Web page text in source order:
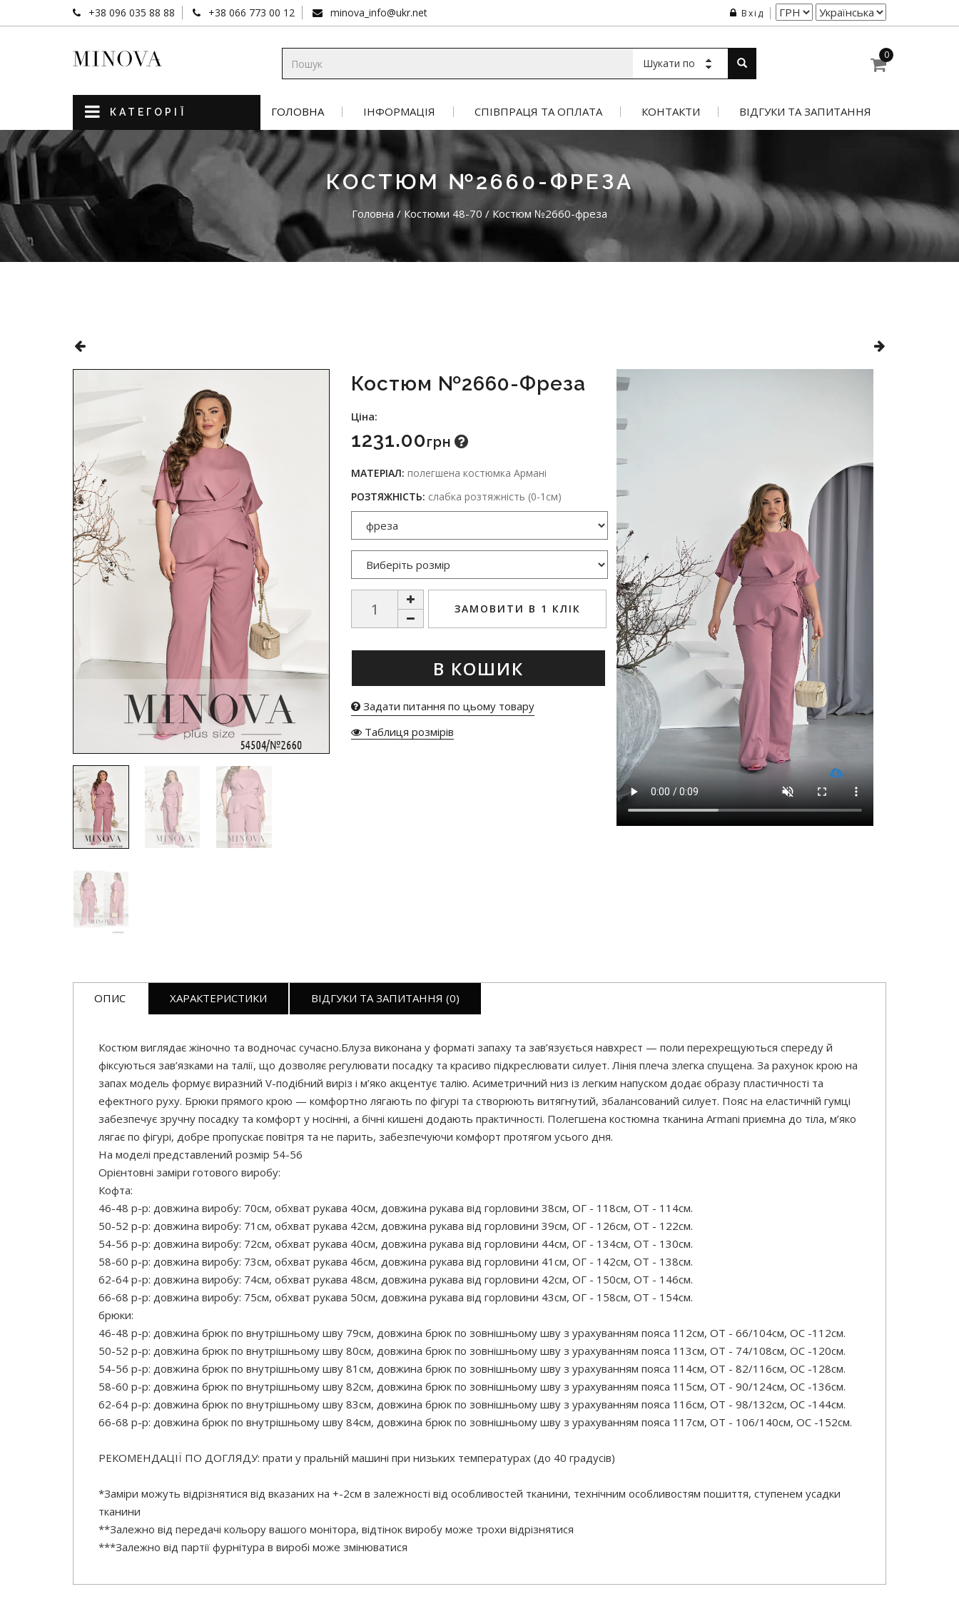
+38 096 035 88 88 +38 066 773 00 12 minova_info@ukr.net Вхід
Шукати по
0
КАТЕГОРІЇ ГОЛОВНА ІНФОРМАЦІЯ СПІВПРАЦЯ ТА ОПЛАТА КОНТАКТИ ВІДГУКИ ТА ЗАПИТАННЯ
КОСТЮМ №2660-ФРЕЗА
Головна / Костюми 48-70 / Костюм №2660-фреза
Костюм №2660-Фреза
Ціна:
1231.00Грн
МАТЕРІАЛ: полегшена костюмка Армані
РОЗТЯЖНІСТЬ: слабка розтяжність (0-1см)
ЗАМОВИТИ В 1 КЛІК
В КОШИК
Задати питання по цьому товару
Таблиця розмірів
ОПИС ХАРАКТЕРИСТИКИ ВІДГУКИ ТА ЗАПИТАННЯ (0)
Костюм виглядає жіночно та водночас сучасно.Блуза виконана у форматі запаху та зав’язується навхрест — поли перехрещуються спереду й
фіксуються зав’язками на талії, що дозволяє регулювати посадку та красиво підкреслювати силует. Лінія плеча злегка спущена. За рахунок крою на
запах модель формує виразний V-подібний виріз і м’яко акцентує талію. Асиметричний низ із легким напуском додає образу пластичності та
ефектного руху. Брюки прямого крою — комфортно лягають по фігурі та створюють витягнутий, збалансований силует. Пояс на еластичній гумці
забезпечує зручну посадку та комфорт у носінні, а бічні кишені додають практичності. Полегшена костюмна тканина Armani приємна до тіла, м’яко
лягає по фігурі, добре пропускає повітря та не парить, забезпечуючи комфорт протягом усього дня.
На моделі представлений розмір 54-56
Орієнтовні заміри готового виробу:
Кофта:
46-48 р-р: довжина виробу: 70см, обхват рукава 40см, довжина рукава від горловини 38см, ОГ - 118см, ОТ - 114см.
50-52 р-р: довжина виробу: 71см, обхват рукава 42см, довжина рукава від горловини 39см, ОГ - 126см, ОТ - 122см.
54-56 р-р: довжина виробу: 72см, обхват рукава 40см, довжина рукава від горловини 44см, ОГ - 134см, ОТ - 130см.
58-60 р-р: довжина виробу: 73см, обхват рукава 46см, довжина рукава від горловини 41см, ОГ - 142см, ОТ - 138см.
62-64 р-р: довжина виробу: 74см, обхват рукава 48см, довжина рукава від горловини 42см, ОГ - 150см, ОТ - 146см.
66-68 р-р: довжина виробу: 75см, обхват рукава 50см, довжина рукава від горловини 43см, ОГ - 158см, ОТ - 154см.
брюки:
46-48 р-р: довжина брюк по внутрішньому шву 79см, довжина брюк по зовнішньому шву з урахуванням пояса 112см, ОТ - 66/104см, OC -112см.
50-52 р-р: довжина брюк по внутрішньому шву 80см, довжина брюк по зовнішньому шву з урахуванням пояса 113см, ОТ - 74/108см, OC -120см.
54-56 р-р: довжина брюк по внутрішньому шву 81см, довжина брюк по зовнішньому шву з урахуванням пояса 114см, ОТ - 82/116см, OC -128см.
58-60 р-р: довжина брюк по внутрішньому шву 82см, довжина брюк по зовнішньому шву з урахуванням пояса 115см, ОТ - 90/124см, OC -136см.
62-64 р-р: довжина брюк по внутрішньому шву 83см, довжина брюк по зовнішньому шву з урахуванням пояса 116см, ОТ - 98/132см, OC -144см.
66-68 р-р: довжина брюк по внутрішньому шву 84см, довжина брюк по зовнішньому шву з урахуванням пояса 117см, ОТ - 106/140см, OC -152см.
РЕКОМЕНДАЦІЇ ПО ДОГЛЯДУ: прати у пральній машині при низьких температурах (до 40 градусів)
*Заміри можуть відрізнятися від вказаних на +-2см в залежності від особливостей тканини, технічним особливостям пошиття, ступенем усадки
тканини
**Залежно від передачі кольору вашого монітора, відтінок виробу може трохи відрізнятися
***Залежно від партії фурнітура в виробі може змінюватися